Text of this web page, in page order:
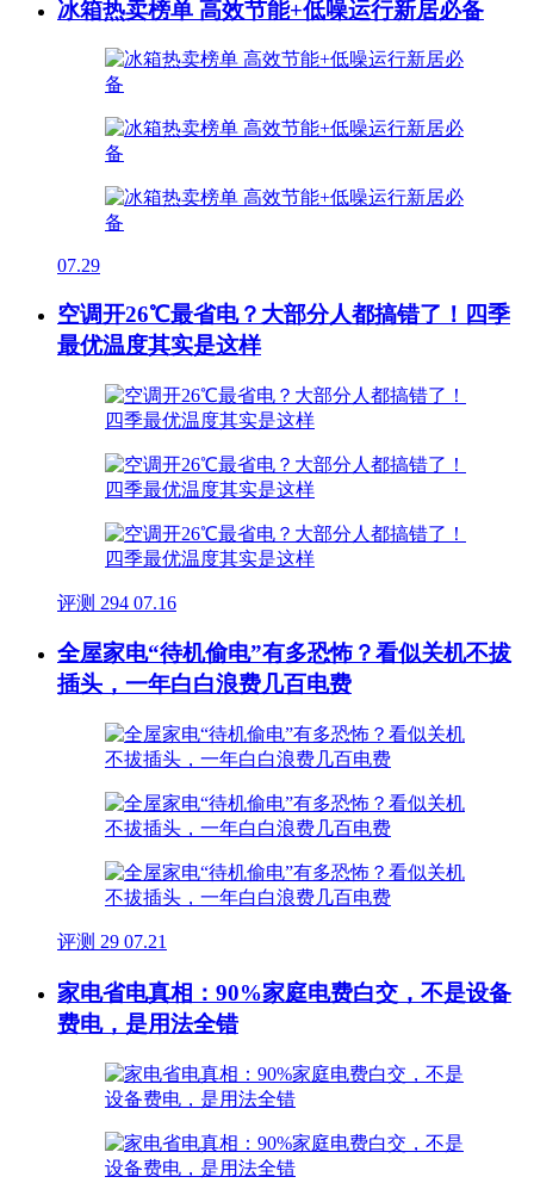
冰箱热卖榜单 高效节能+低噪运行新居必备
07.29
空调开26℃最省电？大部分人都搞错了！四季
最优温度其实是这样
评测 294 07.16
全屋家电“待机偷电”有多恐怖？看似关机不拔
插头，一年白白浪费几百电费
评测 29 07.21
家电省电真相：90%家庭电费白交，不是设备
费电，是用法全错